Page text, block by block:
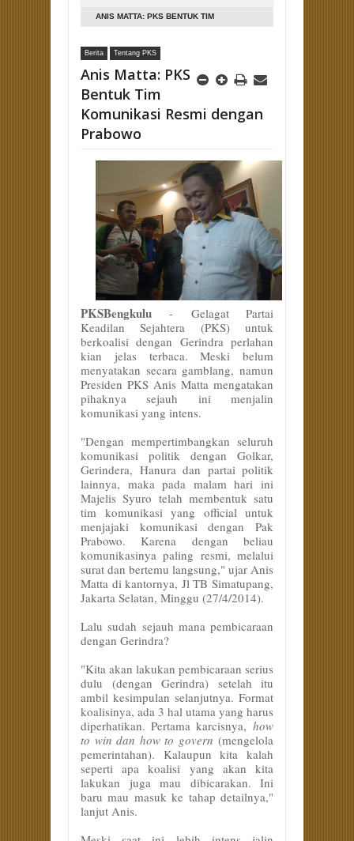
ANIS MATTA: PKS BENTUK TIM
Berita Tentang PKS
Anis Matta: PKS
Bentuk Tim
Komunikasi Resmi dengan
Prabowo
PKSBengkulu - Gelagat Partai
Keadilan Sejahtera (PKS) untuk
berkoalisi dengan Gerindra perlahan
kian jelas terbaca. Meski belum
menyatakan secara gamblang, namun
Presiden PKS Anis Matta mengatakan
pihaknya sejauh ini menjalin
komunikasi yang intens.
"Dengan mempertimbangkan seluruh
komunikasi politik dengan Golkar,
Gerindera, Hanura dan partai politik
lainnya, maka pada malam hari ini
Majelis Syuro telah membentuk satu
tim komunikasi yang official untuk
menjajaki komunikasi dengan Pak
Prabowo. Karena dengan beliau
komunikasinya paling resmi, melalui
surat dan bertemu langsung," ujar Anis
Matta di kantornya, Jl TB Simatupang,
Jakarta Selatan, Minggu (27/4/2014).
Lalu sudah sejauh mana pembicaraan
dengan Gerindra?
"Kita akan lakukan pembicaraan serius
dulu (dengan Gerindra) setelah itu
ambil kesimpulan selanjutnya. Format
koalisinya, ada 3 hal utama yang harus
diperhatikan. Pertama karcisnya, how
to win dan how to govern (mengelola
pemerintahan). Kalaupun kita kalah
seperti apa koalisi yang akan kita
lakukan juga mau dibicarakan. Ini
baru mau masuk ke tahap detailnya,"
lanjut Anis.